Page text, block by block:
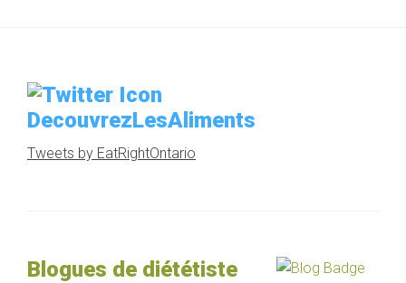
DecouvrezLesAliments
Tweets by EatRightOntario
Blogues de diététiste